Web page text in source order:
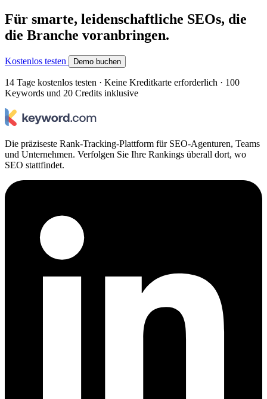
Für smarte, leidenschaftliche SEOs, die
die Branche voranbringen.
Kostenlos testen Demo buchen
14 Tage kostenlos testen · Keine Kreditkarte erforderlich · 100
Keywords und 20 Credits inklusive
Die präziseste Rank-Tracking-Plattform für SEO-Agenturen, Teams
und Unternehmen. Verfolgen Sie Ihre Rankings überall dort, wo
SEO stattfindet.